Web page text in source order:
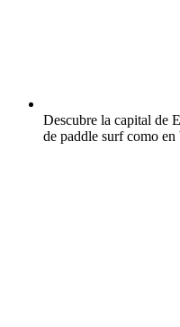
Descubre la capital de
de paddle surf como en